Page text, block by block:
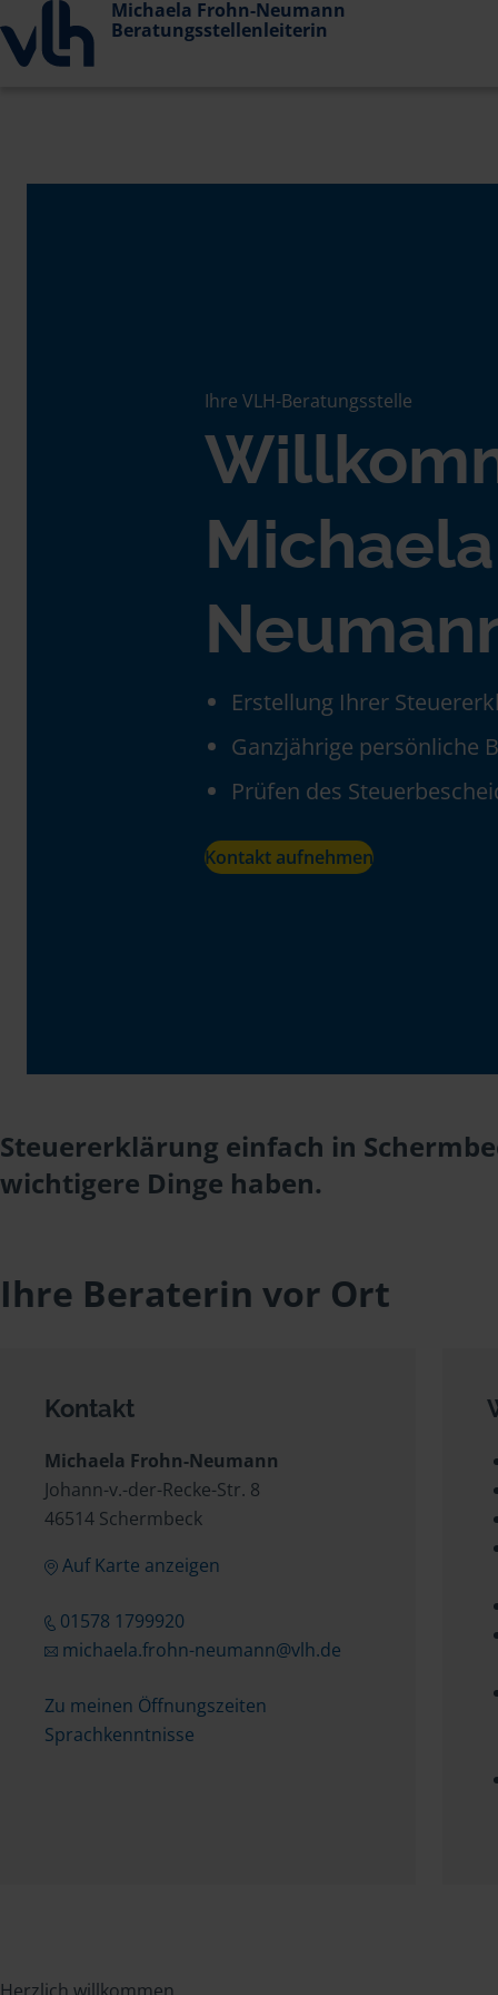
Michaela Frohn-Neumann
Beratungsstellenleiterin
Ihre VLH-Beratungsstelle
Erstellung Ihrer
Ganzjährige persönliche
Prüfen des
Kontakt aufnehmen
Steuererklärung einfach in
wichtigere Dinge haben.
Ihre Beraterin vor Ort
Kontakt
Michaela Frohn-Neumann
Johann-v.-der-Recke-Str. 8
46514 Schermbeck
Auf Karte anzeigen
01578 1799920
michaela.frohn-neumann@vlh.de
Zu meinen Öffnungszeiten
Sprachkenntnisse